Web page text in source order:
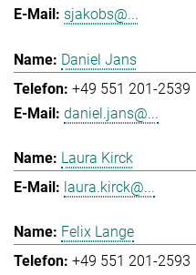
sjakobs@...
Daniel Jans
+49 551 201-2539
daniel.jans@...
Laura Kirck
laura.kirck@...
Felix Lange
+49 551 201-2593